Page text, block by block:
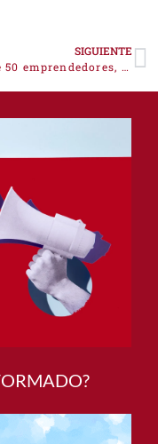
SIGUIENTE
Más de 50 emprendedores, inversores y futuros habitantes de la provincia de Cáceres se dan cita en el I Encuentro de Cáceres Impulsa